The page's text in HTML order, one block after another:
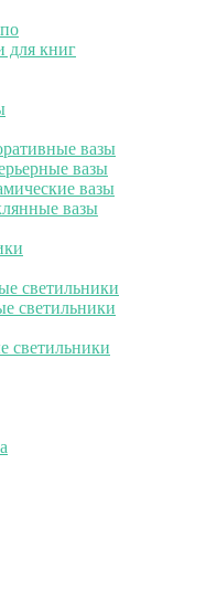
для книг
вазы
вазы
вазы
вазы
светильники
светильники
светильники